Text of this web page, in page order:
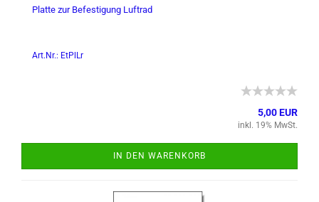
Plat­te zur Be­fes­ti­gung Luft­rad
Art.Nr.: EtPlLr
5,00 EUR
inkl. 19% MwSt.
IN DEN WARENKORB